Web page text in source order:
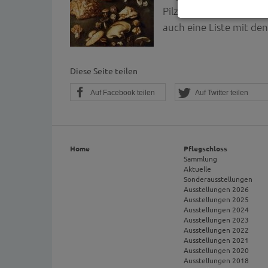
Diese Cookies sind
werden
Videos werden
Website speichert,
Optional sind
sein oder auch
Pilze zu sehen sind.
auch eine Liste mit
Diese Seite teilen
Auf Facebook teilen Auf Twitter teilen
Home
Pflegschloss
Sammlung
Aktuelle
Sonderausstellungen
Ausstellungen 2026
Ausstellungen 2025
Ausstellungen 2024
Ausstellungen 2023
Ausstellungen 2022
Ausstellungen 2021
Ausstellungen 2020
Ausstellungen 2018